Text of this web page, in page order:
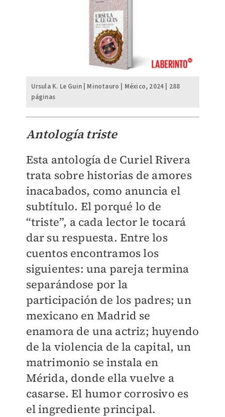
Ursula K. Le Guin | Minotauro | México, 2024 | 288
páginas
Antología triste
Esta antología de Curiel Rivera
trata sobre historias de amores
inacabados, como anuncia el
subtítulo. El porqué lo de
“triste”, a cada lector le tocará
dar su respuesta. Entre los
cuentos encontramos los
siguientes: una pareja termina
separándose por la
participación de los padres; un
mexicano en Madrid se
enamora de una actriz; huyendo
de la violencia de la capital, un
matrimonio se instala en
Mérida, donde ella vuelve a
casarse. El humor corrosivo es
el ingrediente principal.